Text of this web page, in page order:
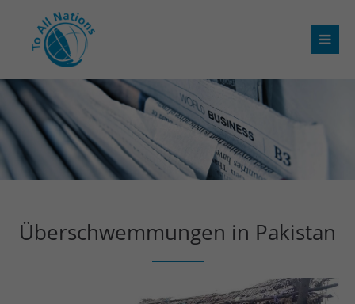
Überschwemmungen in Pakistan